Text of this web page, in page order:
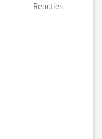
Reacties